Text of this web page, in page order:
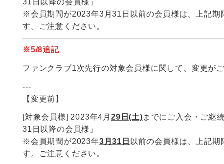
31日以降の会員様」
※会員期間が2023年3月31日以前の会員様は、上記期
す。ご注意ください。
※5/8追記
ファンクラブ1次先行の対象会員様に関して、変更が
---
【変更前】
[対象会員様] 2023年4月29日(土) までにご入会・ご継
31日以降の会員様」
※会員期間が2023年3月31日 以前の会員様は、上記期
す。ご注意ください。